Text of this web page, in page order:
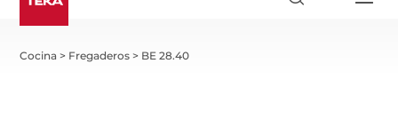
Cocina > Fregaderos > BE 28.40